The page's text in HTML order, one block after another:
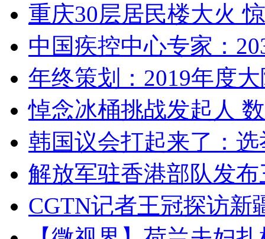
重庆30层居民楼大火
中国疾控中心专家：
年终策划：2019年度
悼念冰桶挑战发起人
韩国议会打起来了：
解放军驻香港部队发
CGTN记者王冠探访新